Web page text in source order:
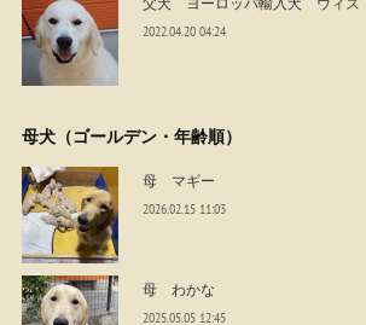
2022.04.20 04:24
母犬（ゴールデン・年齢順）
母 マギー
2026.02.15 11:03
母 わかな
2025.05.05 12:45